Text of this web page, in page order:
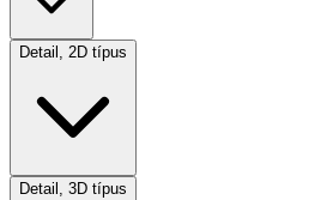
Detail, 2D típus
Detail, 3D típus